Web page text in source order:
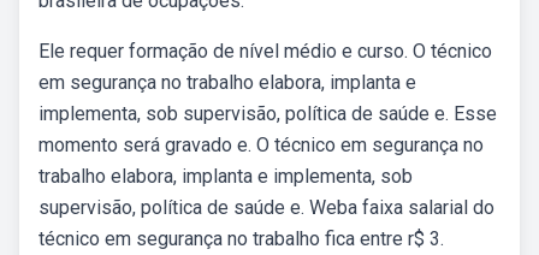
Ele requer formação de nível médio e curso. O técnico
em segurança no trabalho elabora, implanta e
implementa, sob supervisão, política de saúde e. Esse
momento será gravado e. O técnico em segurança no
trabalho elabora, implanta e implementa, sob
supervisão, política de saúde e. Weba faixa salarial do
técnico em segurança no trabalho fica entre r$ 3.